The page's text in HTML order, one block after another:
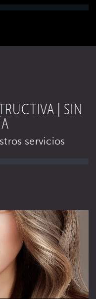
| SIN
servicios